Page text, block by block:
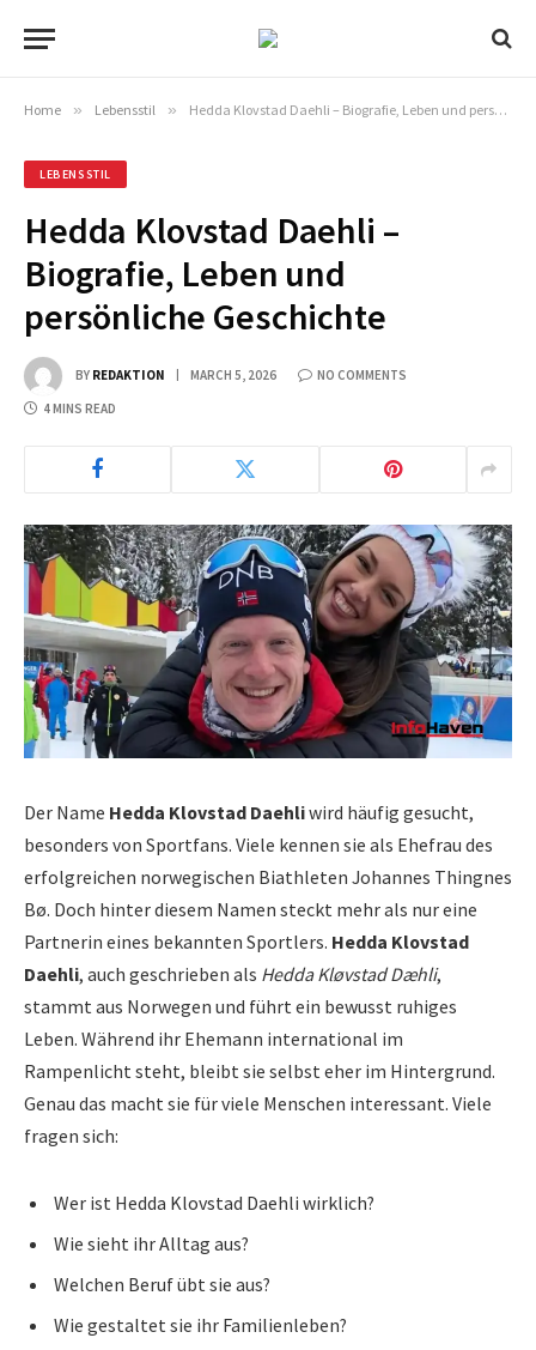
Home » Lebensstil » Hedda Klovstad Daehli – Biografie, Leben und persönliche Geschichte
LEBENSSTIL
Hedda Klovstad Daehli –
Biografie, Leben und
persönliche Geschichte
BY REDAKTION MARCH 5, 2026 NO COMMENTS
4 MINS READ
Der Name Hedda Klovstad Daehliwird häufig gesucht,
besonders von Sportfans. Viele kennen sie als Ehefrau des
erfolgreichen norwegischen Biathleten Johannes Thingnes
Bø. Doch hinter diesem Namen steckt mehr als nur eine
Partnerin eines bekannten Sportlers. Hedda Klovstad
Daehli, auch geschrieben als Hedda Kløvstad Dæhli,
stammt aus Norwegen und führt ein bewusst ruhiges
Leben. Während ihr Ehemann international im
Rampenlicht steht, bleibt sie selbst eher im Hintergrund.
Genau das macht sie für viele Menschen interessant. Viele
fragen sich:
Wer ist Hedda Klovstad Daehli wirklich?
Wie sieht ihr Alltag aus?
Welchen Beruf übt sie aus?
Wie gestaltet sie ihr Familienleben?